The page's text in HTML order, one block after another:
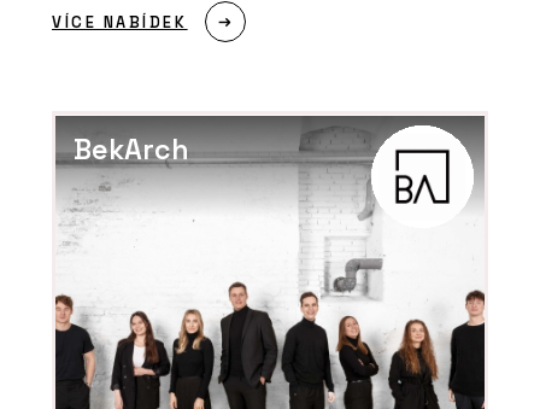
VÍCE NABÍDEK
BekArch